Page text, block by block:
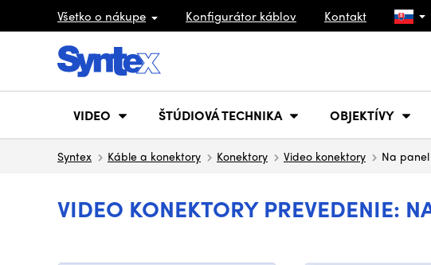
Všetko o nákupe Konfigurátor káblov Kontakt
VIDEO ŠTÚDIOVÁ TECHNIKA OBJEKTÍVY
Syntex Káble a konektory Konektory Video konektory Na panel
VIDEO KONEKTORY PREVEDENIE: